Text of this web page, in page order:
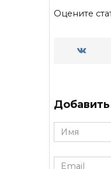
Оцените
Имя
*
Email